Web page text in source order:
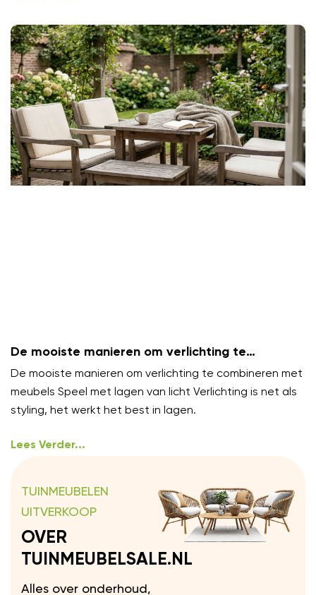
De mooiste manieren om verlichting te
combineren met meubels
De mooiste manieren om verlichting te combineren met
meubels Speel met lagen van licht Verlichting is net als
styling, het werkt het best in lagen.
Lees Verder...
TUINMEUBELEN
UITVERKOOP
OVER
TUINMEUBELSALE.NL
Alles over onderhoud,